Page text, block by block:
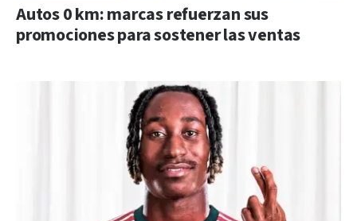
Autos 0 km: marcas refuerzan sus
promociones para sostener las ventas